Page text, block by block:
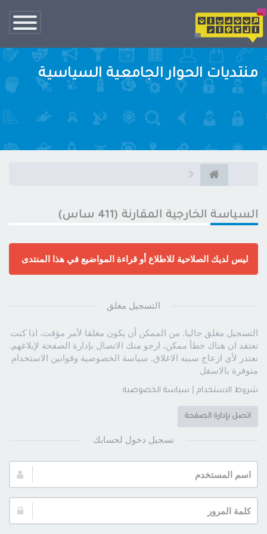
تبديل
الناف
منتديات الحوار الجامعية السياسية
السياسة الخارجية المقارنة (411 ساس)
ليس لديك الصلاحية للاطلاع أو قراءة المواضيع في هذا المنتدى
التسجيل مغلق
التسجيل مغلق حاليا. من الممكن أن يكون مغلقا لأمر مؤقت. اذا كنت
تعتقد ان هناك خطأ ممكن، ارجو منك الاتصال بإدارة الصفحة لإبلاغهم.
نعتذر لأي ازعاج سببه الاغلاق. سياسة الخصوصية وقوانين الاستخدام
متوفرة بالاسفل
شروط الاستخدام | سياسة الخصوصية
اتصل بإدارة الصفحة
تسجيل دخول لحسابك
اسم
المستخدم:
كلمة
المرور: